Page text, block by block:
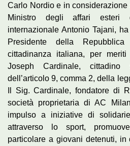
Carlo Nordio e in considerazione
Ministro degli affari esteri
internazionale Antonio Tajani,
Presidente della
cittadinanza italiana, per
Joseph Cardinale, cittadino
dell’articolo 9, comma 2, della
Il Sig. Cardinale, fondatore di
società proprietaria di AC
impulso a iniziative di
attraverso lo sport,
particolare a giovani detenuti,